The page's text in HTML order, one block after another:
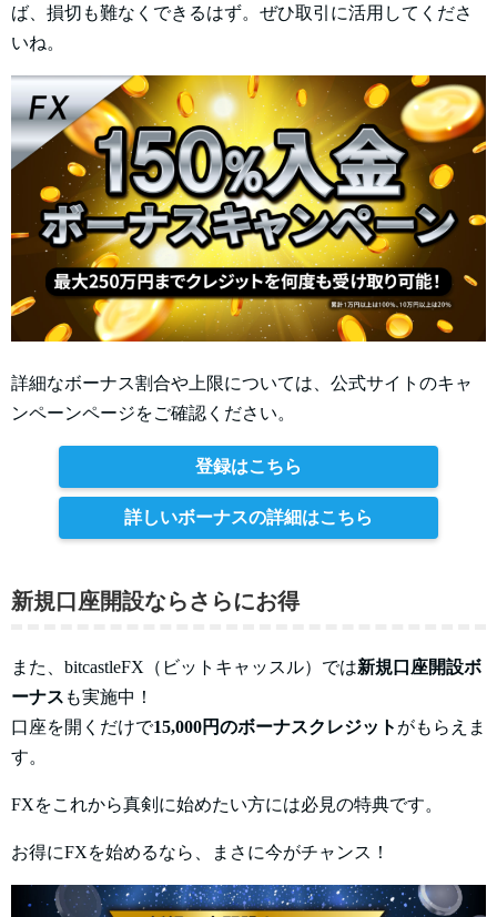
ば、損切も難なくできるはず。ぜひ取引に活用してくださ
いね。
詳細なボーナス割合や上限については、公式サイトのキャ
ンペーンページをご確認ください。
登録はこちら
詳しいボーナスの詳細はこちら
新規口座開設ならさらにお得
また、bitcastleFX（ビットキャッスル）では新規口座開設ボ
ーナス も実施中！
口座を開くだけで15,000円のボーナスクレジット がもらえま
す。
FXをこれから真剣に始めたい方には必見の特典です。
お得にFXを始めるなら、まさに今がチャンス！